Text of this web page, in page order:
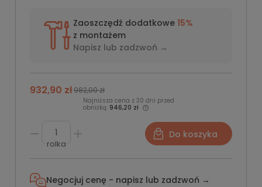
Zaoszczędź dodatkowe 15%
z montażem
Napisz lub zadzwoń →
932,90 zł982,00 zł
Najniższa cena z 30 dni przed
obniżką: 946,20 zł
rolka
Do koszyka
Negocjuj cenę - napisz lub zadzwoń →